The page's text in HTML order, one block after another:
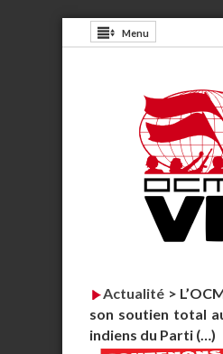
Menu
Actualité >
son soutien total
indiens du Parti (…)